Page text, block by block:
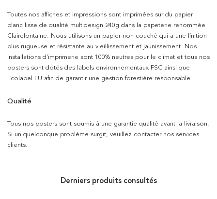
Toutes nos affiches et impressions sont imprimées sur du papier
blanc lisse de qualité multidesign 240g dans la papeterie renommée
Clairefontaine. Nous utilisons un papier non couché qui a une finition
plus rugueuse et résistante au vieillissement et jaunissement. Nos
installations d’imprimerie sont 100% neutres pour le climat et tous nos
posters sont dotés des labels environnementaux FSC ainsi que
Ecolabel EU afin de garantir une gestion forestière responsable.
Qualité
Tous nos posters sont soumis à une garantie qualité avant la livraison.
Si un quelconque problème surgit, veuillez contacter nos services
clients.
Derniers produits consultés